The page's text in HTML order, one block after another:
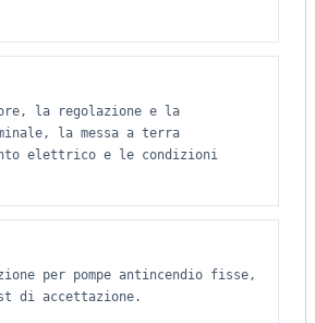
la regolazione e la
la messa a terra
elettrico e le condizioni
per pompe antincendio fisse,
di accettazione.